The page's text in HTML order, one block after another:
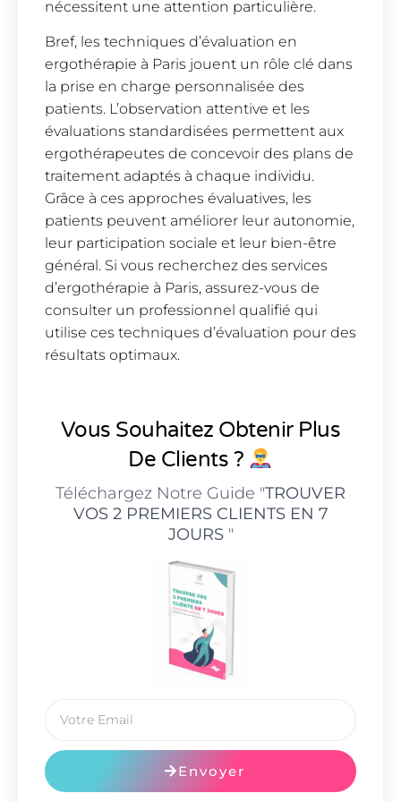
nécessitent une attention particulière.
Bref, les techniques d’évaluation en
ergothérapie à Paris jouent un rôle clé dans
la prise en charge personnalisée des
patients. L’observation attentive et les
évaluations standardisées permettent aux
ergothérapeutes de concevoir des plans de
traitement adaptés à chaque individu.
Grâce à ces approches évaluatives, les
patients peuvent améliorer leur autonomie,
leur participation sociale et leur bien-être
général. Si vous recherchez des services
d’ergothérapie à Paris, assurez-vous de
consulter un professionnel qualifié qui
utilise ces techniques d’évaluation pour des
résultats optimaux.
Vous Souhaitez Obtenir Plus
De Clients ?
Téléchargez Notre Guide "TROUVER
VOS 2 PREMIERS CLIENTS EN 7
JOURS"
Envoyer